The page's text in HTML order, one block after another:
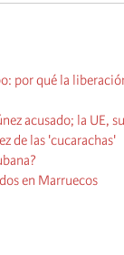
por qué la
acusado; la UE,
de las 'cucarachas'
en Marruecos